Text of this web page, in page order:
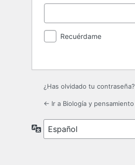
Recuérdame
¿Has olvidado tu contraseña?
← Ir a Biología y pensamiento
Idioma